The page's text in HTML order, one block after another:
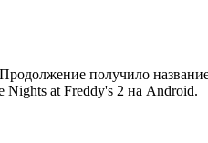
получило
at Freddy's 2 на Android.